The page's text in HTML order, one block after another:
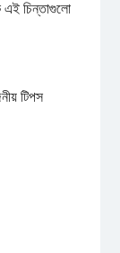
এই চিন্তাগুলো
টিপস